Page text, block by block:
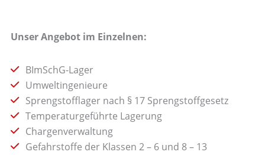
Unser Angebot im Einzelnen:
BImSchG-Lager
Umweltingenieure
Sprengstofflager nach § 17 Sprengstoffgesetz
Temperaturgeführte Lagerung
Chargenverwaltung
Gefahrstoffe der Klassen 2 – 6 und 8 – 13